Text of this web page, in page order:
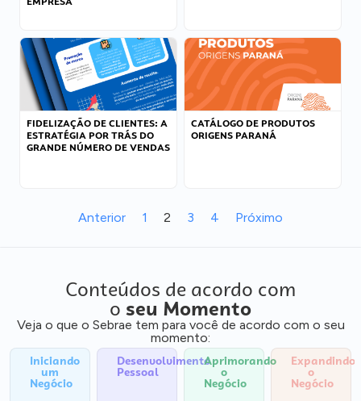
FIDELIZAÇÃO DE CLIENTES: A
ESTRATÉGIA POR TRÁS DO
GRANDE NÚMERO DE VENDAS
CATÁLOGO DE PRODUTOS
ORIGENS PARANÁ
Anterior 1 2 3 4 Próximo
Conteúdos de acordo com
o seu Momento
Veja o que o Sebrae tem para você de acordo com o seu
momento:
Iniciando
um
Negócio
Desenvolvimento
Pessoal
Aprimorando
o
Negócio
Expandindo
o
Negócio